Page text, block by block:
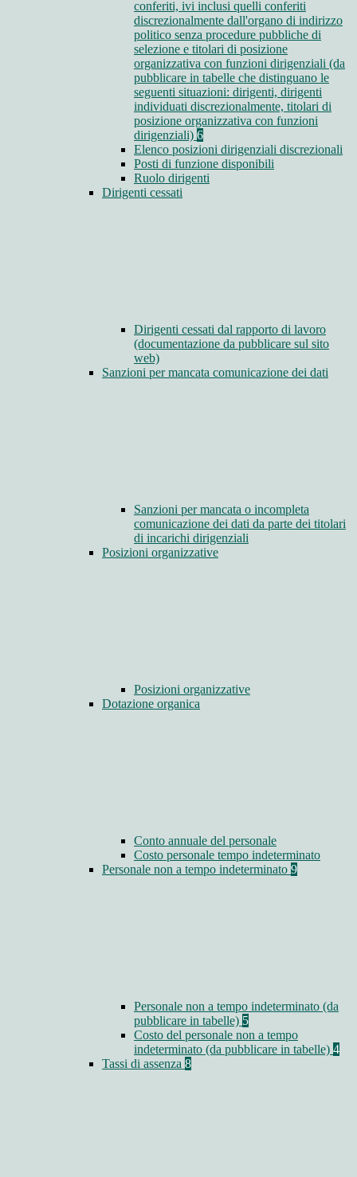
conferiti, ivi inclusi quelli conferiti
discrezionalmente dall'organo di indirizzo
politico senza procedure pubbliche di
selezione e titolari di posizione
organizzativa con funzioni dirigenziali (da
pubblicare in tabelle che distinguano le
seguenti situazioni: dirigenti, dirigenti
individuati discrezionalmente, titolari di
posizione organizzativa con funzioni
dirigenziali) 6
Elenco posizioni dirigenziali discrezionali
Posti di funzione disponibili
Ruolo dirigenti
Dirigenti cessati
Dirigenti cessati dal rapporto di lavoro
(documentazione da pubblicare sul sito
web)
Sanzioni per mancata comunicazione dei dati
Sanzioni per mancata o incompleta
comunicazione dei dati da parte dei titolari
di incarichi dirigenziali
Posizioni organizzative
Posizioni organizzative
Dotazione organica
Conto annuale del personale
Costo personale tempo indeterminato
Personale non a tempo indeterminato 9
Personale non a tempo indeterminato (da
pubblicare in tabelle) 5
Costo del personale non a tempo
indeterminato (da pubblicare in tabelle) 4
Tassi di assenza 8